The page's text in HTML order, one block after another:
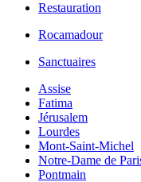
Restauration
Rocamadour
Sanctuaires
Assise
Fatima
Jérusalem
Lourdes
Mont-Saint-Michel
Notre-Dame de
Pontmain